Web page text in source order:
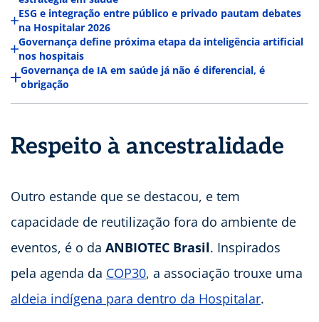
ESG e integração entre público e privado pautam debates
na Hospitalar 2026
Governança define próxima etapa da inteligência artificial
nos hospitais
Governança de IA em saúde já não é diferencial, é
obrigação
Respeito à ancestralidade
Outro estande que se destacou, e tem
capacidade de reutilização fora do ambiente de
eventos, é o da ANBIOTEC Brasil. Inspirados
pela agenda da COP30, a associação trouxe uma
aldeia indígena para dentro da Hospitalar.